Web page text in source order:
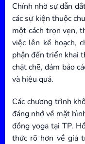
Chính nhờ sự dẫn
các sự kiện thuộc
một cách trọn vẹn,
việc lên kế hoạch,
phận đến triển khai
chặt chẽ, đảm bảo
và hiệu quả.
Các chương trình
đáng nhớ về mặt
đồng yoga tại TP.
thức rõ hơn về giá